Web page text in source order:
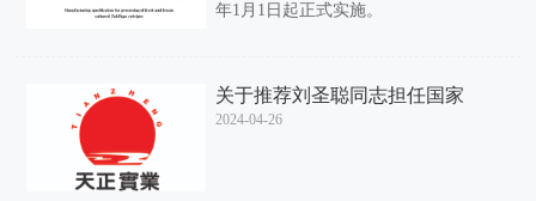
年1月1日起正式实施。
关于推荐刘圣聪同志担任国家
海水鱼产业技术体系 大连综
2024-04-26